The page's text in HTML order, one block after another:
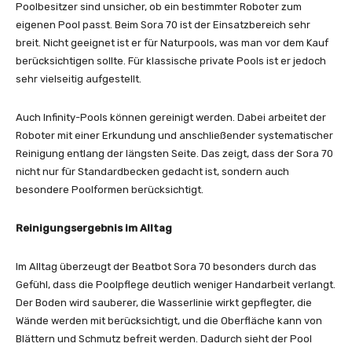
Poolbesitzer sind unsicher, ob ein bestimmter Roboter zum
eigenen Pool passt. Beim Sora 70 ist der Einsatzbereich sehr
breit. Nicht geeignet ist er für Naturpools, was man vor dem Kauf
berücksichtigen sollte. Für klassische private Pools ist er jedoch
sehr vielseitig aufgestellt.
Auch Infinity-Pools können gereinigt werden. Dabei arbeitet der
Roboter mit einer Erkundung und anschließender systematischer
Reinigung entlang der längsten Seite. Das zeigt, dass der Sora 70
nicht nur für Standardbecken gedacht ist, sondern auch
besondere Poolformen berücksichtigt.
Reinigungsergebnis im Alltag
Im Alltag überzeugt der Beatbot Sora 70 besonders durch das
Gefühl, dass die Poolpflege deutlich weniger Handarbeit verlangt.
Der Boden wird sauberer, die Wasserlinie wirkt gepflegter, die
Wände werden mit berücksichtigt, und die Oberfläche kann von
Blättern und Schmutz befreit werden. Dadurch sieht der Pool